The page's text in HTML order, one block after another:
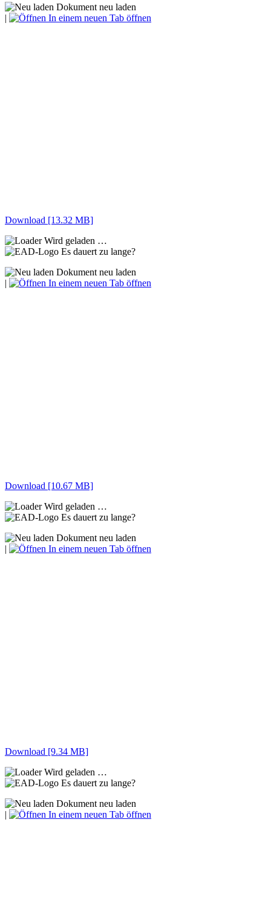
Dokument neu laden
|
In einem neuen Tab öffnen
Download [13.32 MB]
Wird geladen …
Es dauert zu lange?
Dokument neu laden
|
In einem neuen Tab öffnen
Download [10.67 MB]
Wird geladen …
Es dauert zu lange?
Dokument neu laden
|
In einem neuen Tab öffnen
Download [9.34 MB]
Wird geladen …
Es dauert zu lange?
Dokument neu laden
|
In einem neuen Tab öffnen